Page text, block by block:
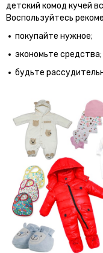
детский комод кучей
Воспользуйтесь
покупайте нужное;
экономьте средства;
будьте